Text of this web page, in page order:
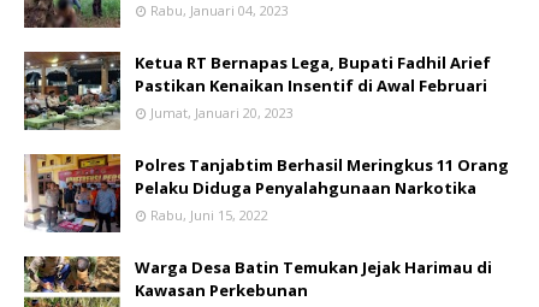
Rabu, Januari 04, 2023
Ketua RT Bernapas Lega, Bupati Fadhil Arief
Pastikan Kenaikan Insentif di Awal Februari
Jumat, Januari 20, 2023
Polres Tanjabtim Berhasil Meringkus 11 Orang
Pelaku Diduga Penyalahgunaan Narkotika
Rabu, Juni 15, 2022
Warga Desa Batin Temukan Jejak Harimau di
Kawasan Perkebunan